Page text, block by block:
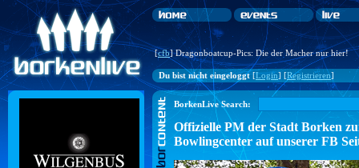
[cfb] Dragonboatcup-Pics: Die der Macher nur hier!
Du bist nicht eingeloggt[Login] [Registrieren]
BorkenLive Search:
Offizielle PM der Stadt Borken
Bowlingcenter auf unserer FB